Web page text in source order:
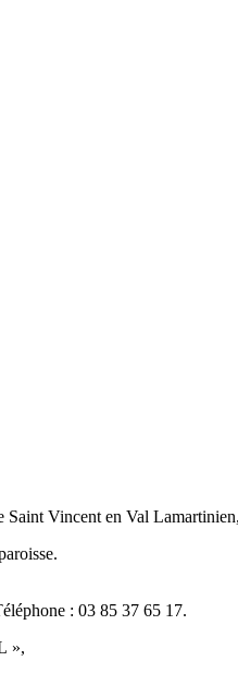
Vincent en Val
: 03 85 37 65 17.
»,